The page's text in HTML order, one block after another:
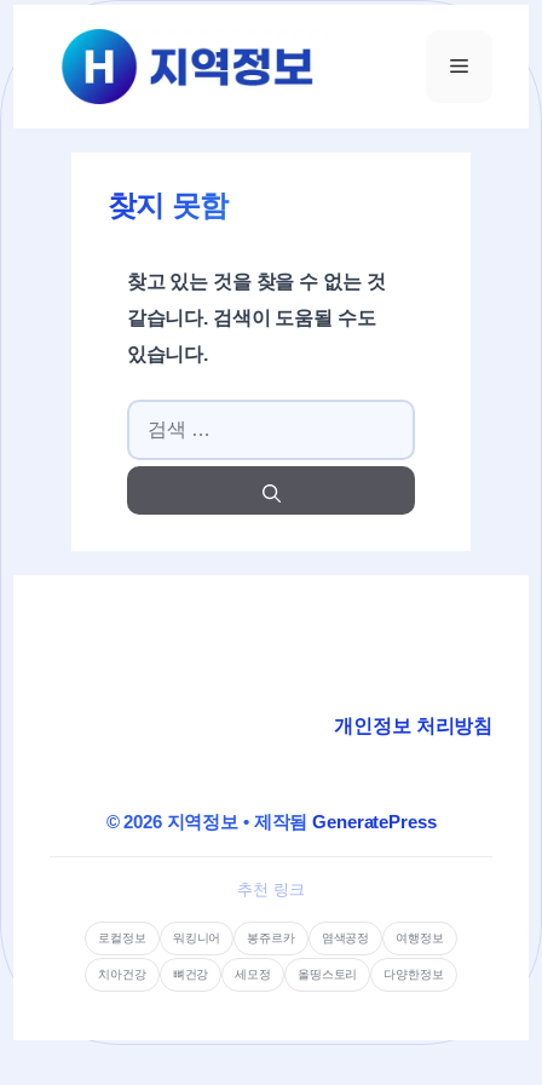
건너뛰기
메뉴
찾지 못함
찾고 있는 것을 찾을 수 없는 것
같습니다. 검색이 도움될 수도
있습니다.
검색:
개인정보 처리방침
© 2026 지역정보 • 제작됨GeneratePress
추천 링크
로컬정보 워킹니어 봉쥬르카 염색공정 여행정보
치아건강 뼈건강 세모정 올띵스토리 다양한정보